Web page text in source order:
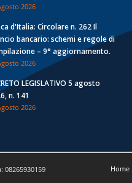
2026
d'Italia: Circolare n. 262 Il
bancario: schemi e regole di
– 9° aggiornamento.
2026
LEGISLATIVO 5 agosto
n. 141
2026
08265930159
Home